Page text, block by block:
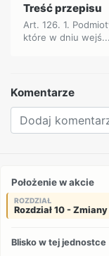
Treść przepisu
Art. 126. 1.
które w dniu wejś...
Komentarze
Położenie w akcie
ROZDZIAŁ
Rozdział 10 -
Blisko w tej jednostce